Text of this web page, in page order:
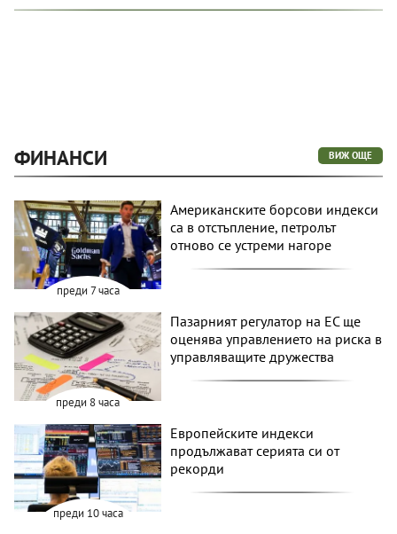
ФИНАНСИ ВИЖ ОЩЕ
преди 7 часа
Американските борсови индекси
са в отстъпление, петролът
отново се устреми нагоре
преди 8 часа
Пазарният регулатор на ЕС ще
оценява управлението на риска в
управляващите дружества
преди 10 часа
Европейските индекси
продължават серията си от
рекорди